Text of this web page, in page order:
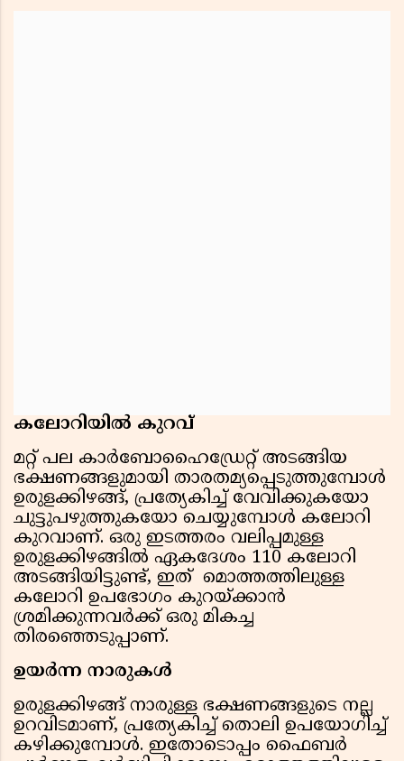
കലോറിയില്‍ കുറവ്
മറ്റ് പല കാര്‍ബോഹൈഡ്രേറ്റ് അടങ്ങിയ
ഭക്ഷണങ്ങളുമായി താരതമ്യപ്പെടുത്തുമ്പോള്‍
ഉരുളക്കിഴങ്ങ്, പ്രത്യേകിച്ച് വേവിക്കുകയോ
ചുട്ടുപഴുത്തുകയോ ചെയ്യുമ്പോള്‍ കലോറി
കുറവാണ്. ഒരു ഇടത്തരം വലിപ്പമുള്ള
ഉരുളക്കിഴങ്ങില്‍ ഏകദേശം 110 കലോറി
അടങ്ങിയിട്ടുണ്ട്, ഇത് മൊത്തത്തിലുള്ള
കലോറി ഉപഭോഗം കുറയ്ക്കാന്‍
ശ്രമിക്കുന്നവര്‍ക്ക് ഒരു മികച്ച
തിരഞ്ഞെടുപ്പാണ്.
ഉയര്‍ന്ന നാരുകള്‍
ഉരുളക്കിഴങ്ങ് നാരുള്ള ഭക്ഷണങ്ങളുടെ നല്ല
ഉറവിടമാണ്, പ്രത്യേകിച്ച് തൊലി ഉപയോഗിച്ച്
കഴിക്കുമ്പോള്‍. ഇതോടൊപ്പം ഫൈബര്‍